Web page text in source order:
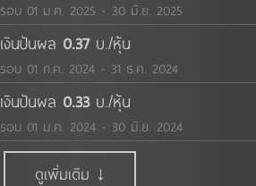
รอบ 01 ม.ค. 2025 - 30 มิ.ย. 2025
เงินปันผล 0.37บ./หุ้น
รอบ 01 ก.ค. 2024 - 31 ธ.ค. 2024
เงินปันผล 0.33บ./หุ้น
รอบ 01 ม.ค. 2024 - 30 มิ.ย. 2024
ดูเพิ่มเติม ↓